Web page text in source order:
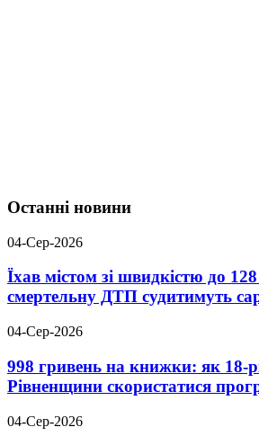
Останні новини
04-Сер-2026
Їхав містом зі швидкістю до
смертельну ДТП судитимуть
04-Сер-2026
998 гривень на книжки: як 18-
Рівненщини скористатися
04-Сер-2026